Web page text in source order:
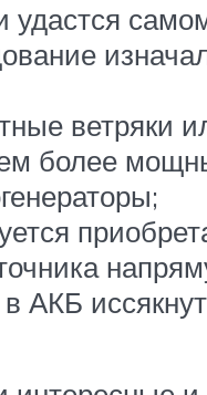
удастся
ветряки
более
АКБ